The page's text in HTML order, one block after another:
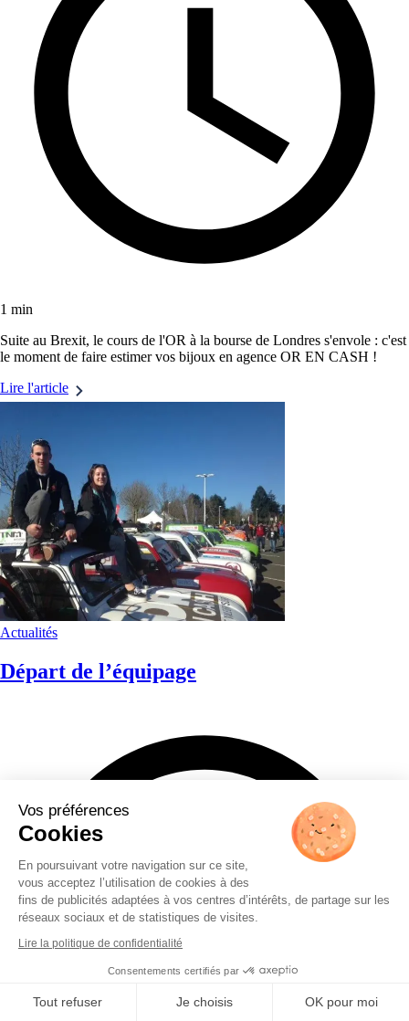
Vos préférences
Cookies
En poursuivant votre navigation sur ce site,
vous acceptez l’utilisation de cookies à des
fins de publicités adaptées à vos centres d’intérêts, de partage sur les
réseaux sociaux et de statistiques de visites.
Lire la politique de confidentialité
Consentements certifiés par
Tout refuser Je choisis OK pour moi
1 min
Suite au Brexit, le cours de l'OR à la bourse de Londres s'envole : c'est
le moment de faire estimer vos bijoux en agence OR EN CASH !
Lire l'article
Actualités
Départ de l’équipage